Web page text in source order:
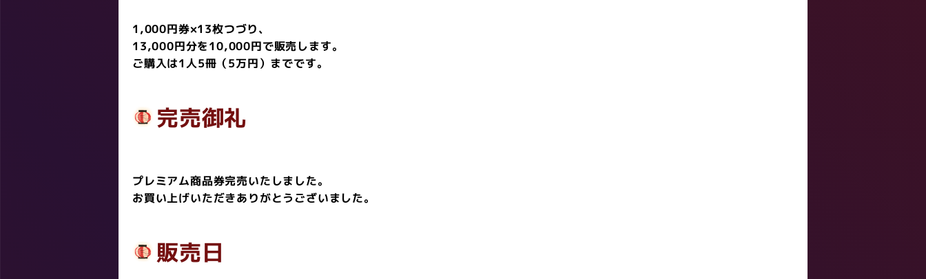
1,000円券×13枚つづり、
13,000円分を10,000円で販売します。
ご購入は1人5冊（5万円）までです。
完売御礼
プレミアム商品券完売いたしました。
お買い上げいただきありがとうございました。
販売日